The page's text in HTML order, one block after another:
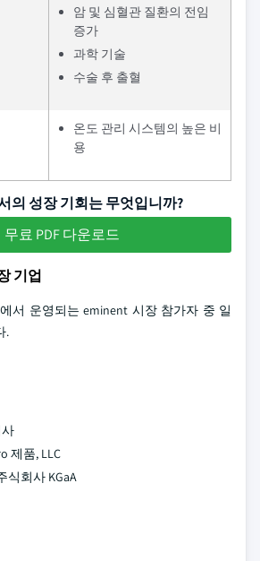
암 및 심혈관 질환의 전임
증가
과학 기술
수술 후 출혈
온도 관리 시스템의 높은 비
용
의 성장 기회는 무엇입니까?
무료 PDF 다운로드
기업
서 운영되는 eminent 시장 참가자 중 일
.
제품, LLC
식회사 KGaA